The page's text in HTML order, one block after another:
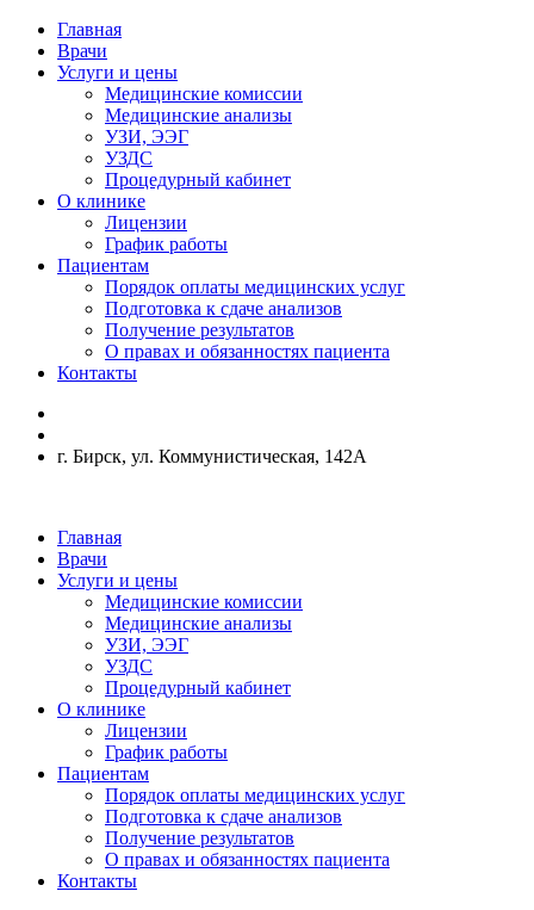
Главная
Врачи
Услуги и цены
Медицинские комиссии
Медицинские анализы
УЗИ, ЭЭГ
УЗДС
Процедурный кабинет
О клинике
Лицензии
График работы
Пациентам
Порядок оплаты медицинских услуг
Подготовка к сдаче анализов
Получение результатов
О правах и обязанностях пациента
Контакты
г. Бирск, ул. Коммунистическая, 142А
Главная
Врачи
Услуги и цены
Медицинские комиссии
Медицинские анализы
УЗИ, ЭЭГ
УЗДС
Процедурный кабинет
О клинике
Лицензии
График работы
Пациентам
Порядок оплаты медицинских услуг
Подготовка к сдаче анализов
Получение результатов
О правах и обязанностях пациента
Контакты